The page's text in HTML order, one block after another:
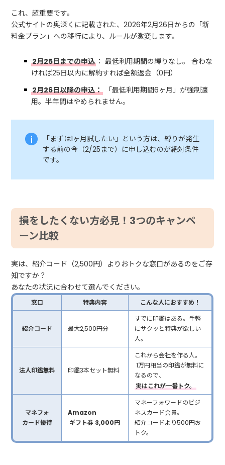
これ、超重要です。
公式サイトの奥深くに記載された、2026年2月26日からの「新
料金プラン」への移行により、ルールが激変します。
2月25日までの申込 ： 最低利用期間の縛りなし。 合わな
ければ25日以内に解約すれば全額返金（0円）
2月26日以降の申込： 「最低利用期間6ヶ月」が強制適
用。半年間はやめられません。
「まずは1ヶ月試したい」という方は、縛りが発生
する前の今（2/25まで）に申し込むのが絶対条件
です。
損をしたくない方必見！3つのキャンペ
ーン比較
実は、紹介コード（2,500円）よりおトクな窓口があるのをご存
知ですか？
あなたの状況に合わせて選んでください。
窓口 特典内容 こんな人におすすめ！
紹介コード 最大2,500円分
すでに印鑑はある。手軽
にサクッと特典が欲しい
人。
法人印鑑無料 印鑑3本セット無料
これから会社を作る人。
1万円相当の印鑑が無料に
なるので、
実はこれが一番トク。
マネフォ
カード優待
Amazon
ギフト券 3,000円
マネーフォワードのビジ
ネスカード会員。
紹介コードより500円お
トク。